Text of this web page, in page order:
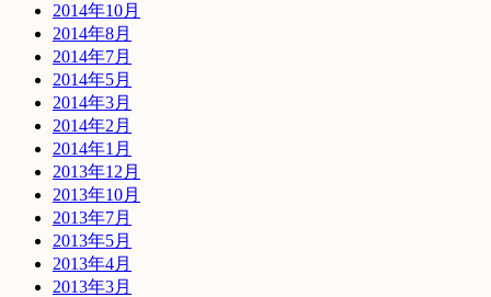
2014年10月
2014年8月
2014年7月
2014年5月
2014年3月
2014年2月
2014年1月
2013年12月
2013年10月
2013年7月
2013年5月
2013年4月
2013年3月